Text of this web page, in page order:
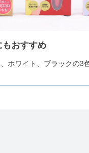
もおすすめ
ホワイト、ブラックの3